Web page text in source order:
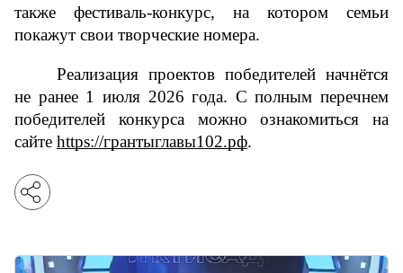
также фестиваль-конкурс, на котором семьи
покажут свои творческие номера.
Реализация проектов победителей начнётся
не ранее 1 июля 2026 года. С полным перечнем
победителей конкурса можно ознакомиться на
сайте https://грантыглавы102.рф.